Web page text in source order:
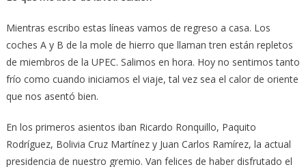
Mientras escribo estas líneas vamos de regreso a casa. Los
coches A y B de la mole de hierro que llaman tren están repletos
de miembros de la UPEC. Salimos en hora. Hoy no sentimos tanto
frío como cuando iniciamos el viaje, tal vez sea el calor de oriente
que nos asentó bien.
En los primeros asientos iban Ricardo Ronquillo, Paquito
Rodríguez, Bolivia Cruz Martínez y Juan Carlos Ramírez, la actual
presidencia de nuestro gremio. Van felices de haber disfrutado el